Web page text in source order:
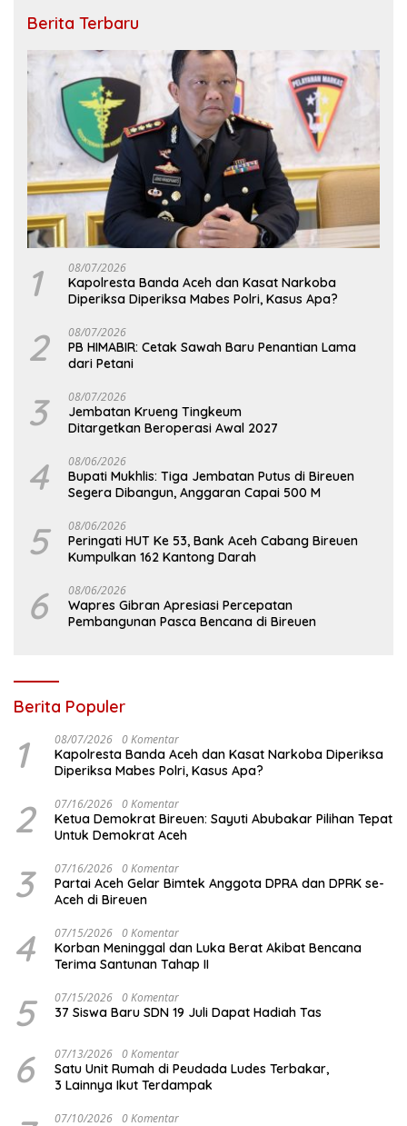
Berita Terbaru
1 08/07/2026
Kapolresta Banda Aceh dan Kasat Narkoba
Diperiksa Diperiksa Mabes Polri, Kasus Apa?
2 08/07/2026
PB HIMABIR: Cetak Sawah Baru Penantian Lama
dari Petani
3 08/07/2026
Jembatan Krueng Tingkeum
Ditargetkan Beroperasi Awal 2027
4 08/06/2026
Bupati Mukhlis: Tiga Jembatan Putus di Bireuen
Segera Dibangun, Anggaran Capai 500 M
5 08/06/2026
Peringati HUT Ke 53, Bank Aceh Cabang Bireuen
Kumpulkan 162 Kantong Darah
6 08/06/2026
Wapres Gibran Apresiasi Percepatan
Pembangunan Pasca Bencana di Bireuen
Berita Populer
1 08/07/2026 0 Komentar
Kapolresta Banda Aceh dan Kasat Narkoba Diperiksa
Diperiksa Mabes Polri, Kasus Apa?
2 07/16/2026 0 Komentar
Ketua Demokrat Bireuen: Sayuti Abubakar Pilihan Tepat
Untuk Demokrat Aceh
3 07/16/2026 0 Komentar
Partai Aceh Gelar Bimtek Anggota DPRA dan DPRK se-
Aceh di Bireuen
4 07/15/2026 0 Komentar
Korban Meninggal dan Luka Berat Akibat Bencana
Terima Santunan Tahap II
5 07/15/2026 0 Komentar
37 Siswa Baru SDN 19 Juli Dapat Hadiah Tas
6 07/13/2026 0 Komentar
Satu Unit Rumah di Peudada Ludes Terbakar,
3 Lainnya Ikut Terdampak
07/10/2026 0 Komentar